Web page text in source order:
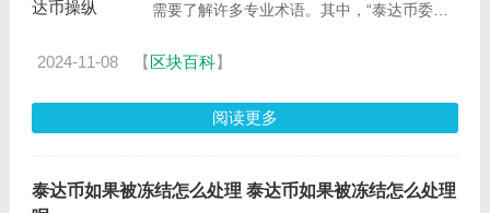
需要了解许多专业术语。其中，“泰达币委托
么，“
2024-11-08 【区块百科】
阅读更多
泰达币如果被冻结怎么处理 泰达币如果被冻结怎么处理